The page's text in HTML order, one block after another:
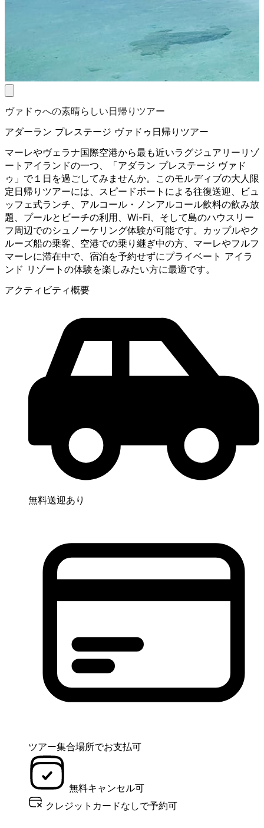
ヴァドゥへの素晴らしい日帰りツアー
アダーラン プレステージ ヴァドゥ日帰りツアー
マーレやヴェラナ国際空港から最も近いラグジュアリーリゾ
ートアイランドの一つ、「アダラン プレステージ ヴァド
ゥ」で１日を過ごしてみませんか。このモルディブの大人限
定日帰りツアーには、スピードボートによる往復送迎、ビュ
ッフェ式ランチ、アルコール・ノンアルコール飲料の飲み放
題、プールとビーチの利用、Wi-Fi、そして島のハウスリー
フ周辺でのシュノーケリング体験が可能です。カップルやク
ルーズ船の乗客、空港での乗り継ぎ中の方、マーレやフルフ
マーレに滞在中で、宿泊を予約せずにプライベート アイラ
ンド リゾートの体験を楽しみたい方に最適です。
アクティビティ概要
無料送迎あり
ツアー集合場所でお支払可
無料キャンセル可
クレジットカードなしで予約可